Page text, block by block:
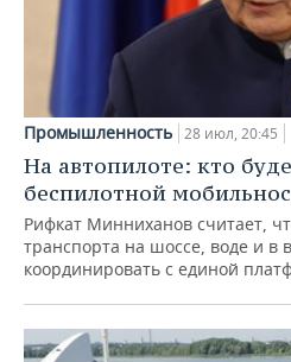
Промышленность 28 июл, 20:45
На автопилоте: кто
беспилотной
Рифкат Минниханов считает,
транспорта на шоссе, воде и в
координировать с единой